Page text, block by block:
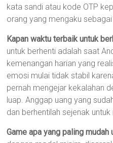
kata sandi atau kode OTP
orang yang mengaku
Kapan waktu terbaik untuk
untuk berhenti adalah saat
kemenangan harian yang
emosi mulai tidak stabil
pernah mengejar kekalahan
luap. Anggap uang yang
dan berhentilah sejenak
Game apa yang paling mudah